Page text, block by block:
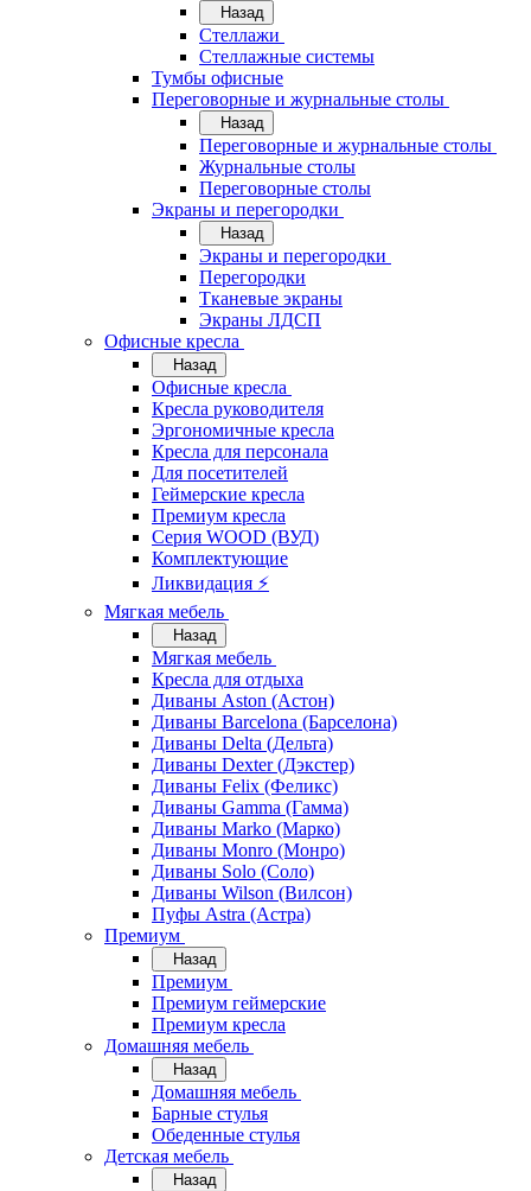
Назад
Стеллажи
Стеллажные системы
Тумбы офисные
Переговорные и журнальные столы
Назад
Переговорные и журнальные столы
Журнальные столы
Переговорные столы
Экраны и перегородки
Назад
Экраны и перегородки
Перегородки
Тканевые экраны
Экраны ЛДСП
Офисные кресла
Назад
Офисные кресла
Кресла руководителя
Эргономичные кресла
Кресла для персонала
Для посетителей
Геймерские кресла
Премиум кресла
Серия WOOD (ВУД)
Комплектующие
Ликвидация ⚡
Мягкая мебель
Назад
Мягкая мебель
Кресла для отдыха
Диваны Aston (Астон)
Диваны Barcelona (Барселона)
Диваны Delta (Дельта)
Диваны Dexter (Дэкстер)
Диваны Felix (Феликс)
Диваны Gamma (Гамма)
Диваны Marko (Марко)
Диваны Monro (Монро)
Диваны Solo (Соло)
Диваны Wilson (Вилсон)
Пуфы Astra (Астра)
Премиум
Назад
Премиум
Премиум геймерские
Премиум кресла
Домашняя мебель
Назад
Домашняя мебель
Барные стулья
Обеденные стулья
Детская мебель
Назад